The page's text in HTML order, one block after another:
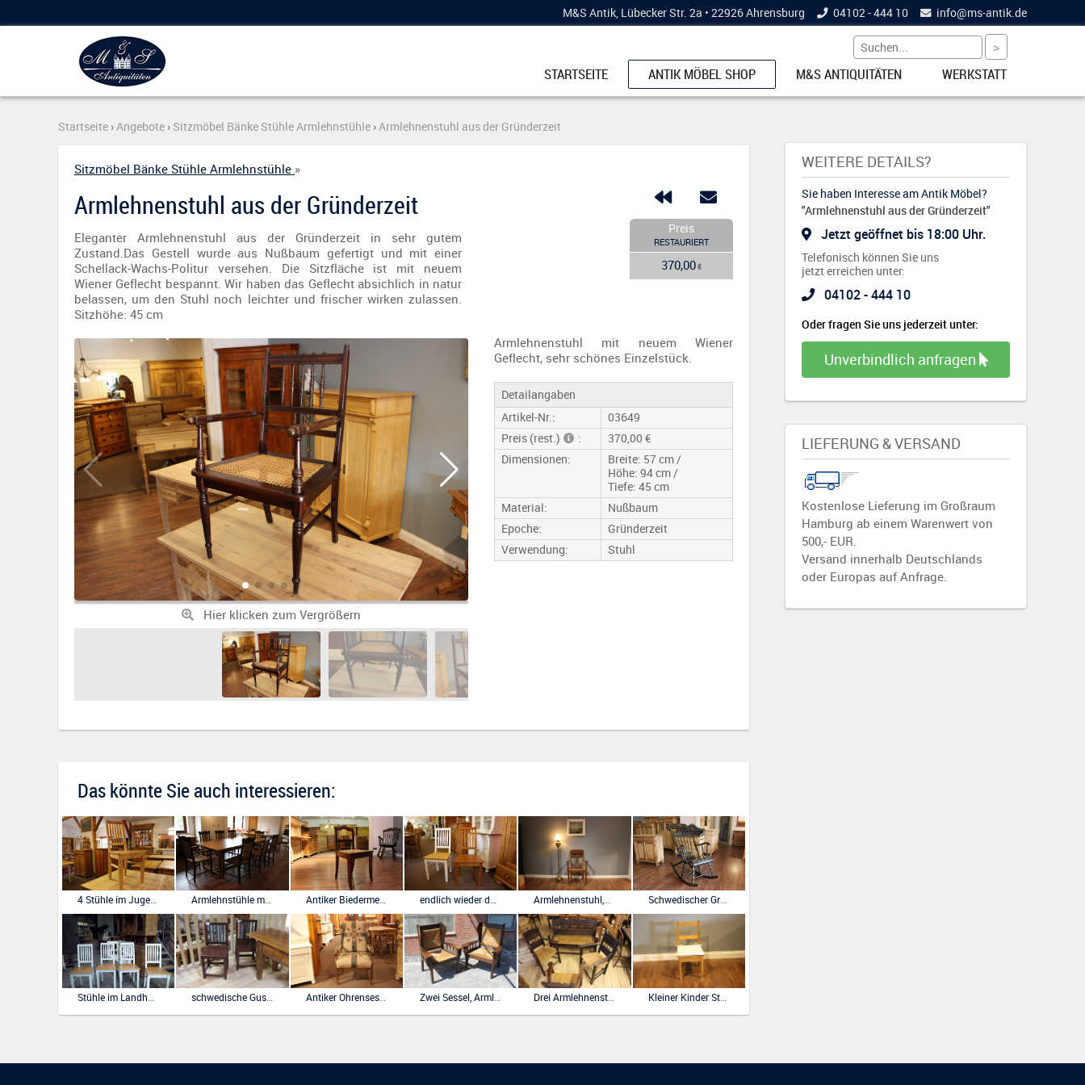
M&S Antik, Lübecker Str. 2a • 22926 Ahrensburg 04102 - 444 10 info@ms-antik.de
STARTSEITE ANTIK MÖBEL SHOP
KOMMODEN
STÜHLE & BÄNKE
VERTIKOS
VITRINEN
M&S ANTIQUITÄTEN WERKSTATT
Startseite ›Angebote › Sitzmöbel Bänke Stühle Armlehnstühle ›Armlehnenstuhl aus der Gründerzeit
Sitzmöbel Bänke Stühle Armlehnstühle »
Preis
RESTAURIERT
370,00€
Armlehnenstuhl aus der Gründerzeit
Eleganter Armlehnenstuhl aus der Gründerzeit in sehr gutem
Zustand.Das Gestell wurde aus Nußbaum gefertigt und mit einer
Schellack-Wachs-Politur versehen. Die Sitzfläche ist mit neuem
Wiener Geflecht bespannt. Wir haben das Geflecht absichlich in natur
belassen, um den Stuhl noch leichter und frischer wirken zulassen.
Sitzhöhe: 45 cm
Armlehnenstuhl mit neuem Wiener
Geflecht, sehr schönes Einzelstück.
Hier klicken zum Vergrößern
Detailangaben
Artikel-Nr.:
03649
Preis (rest.)
:
370,00 €
Dimensionen:
Breite: 57 cm /
Höhe: 94 cm /
Tiefe: 45 cm
Material:
Nußbaum
Epoche:
Gründerzeit
Verwendung:
Stuhl
Das könnte Sie auch interessieren:
Antiker Biedermeier Stuhl, Buche, mit neuem Geflecht Schwedischer Gründerzeit Schaukelstuhl Muster
Stühle im Landhausstil gefasst schwedische Gustavian-Stühle Pärchen von 1800 Antiker Ohrensessel Omasessel Zwei Sessel, Armlehnenstühle Worpswede Drei Armlehnenstühle und Bank Worpswede Kleiner Kinder Stuhl, Bauhaus
WEITERE DETAILS?
Sie haben Interesse am Antik Möbel?
"Armlehnenstuhl aus der Gründerzeit"
Jetzt geöffnet bis 18:00 Uhr.
Telefonisch können Sie uns
jetzt erreichen unter:
04102 - 444 10
Oder fragen Sie uns jederzeit unter:
Unverbindlich anfragen
LIEFERUNG & VERSAND
Kostenlose Lieferung im Großraum
Hamburg ab einem Warenwert von
500,- EUR.
Versand innerhalb Deutschlands
oder Europas auf Anfrage.